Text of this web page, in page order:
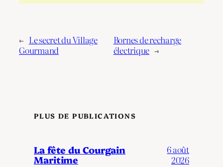
← Le secret du Village
Gourmand
Bornes de recharge
électrique →
PLUS DE PUBLICATIONS
La fête du Courgain
Maritime
6 août
2026